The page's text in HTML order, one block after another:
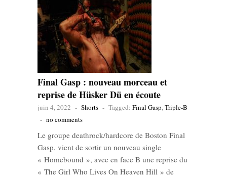
Final Gasp : nouveau morceau et
reprise de Hüsker Dü en écoute
juin 4, 2022 - Shorts - Tagged: Final Gasp,Triple-B
- no comments
Le groupe deathrock/hardcore de Boston Final
Gasp, vient de sortir un nouveau single
« Homebound », avec en face B une reprise du
« The Girl Who Lives On Heaven Hill » de